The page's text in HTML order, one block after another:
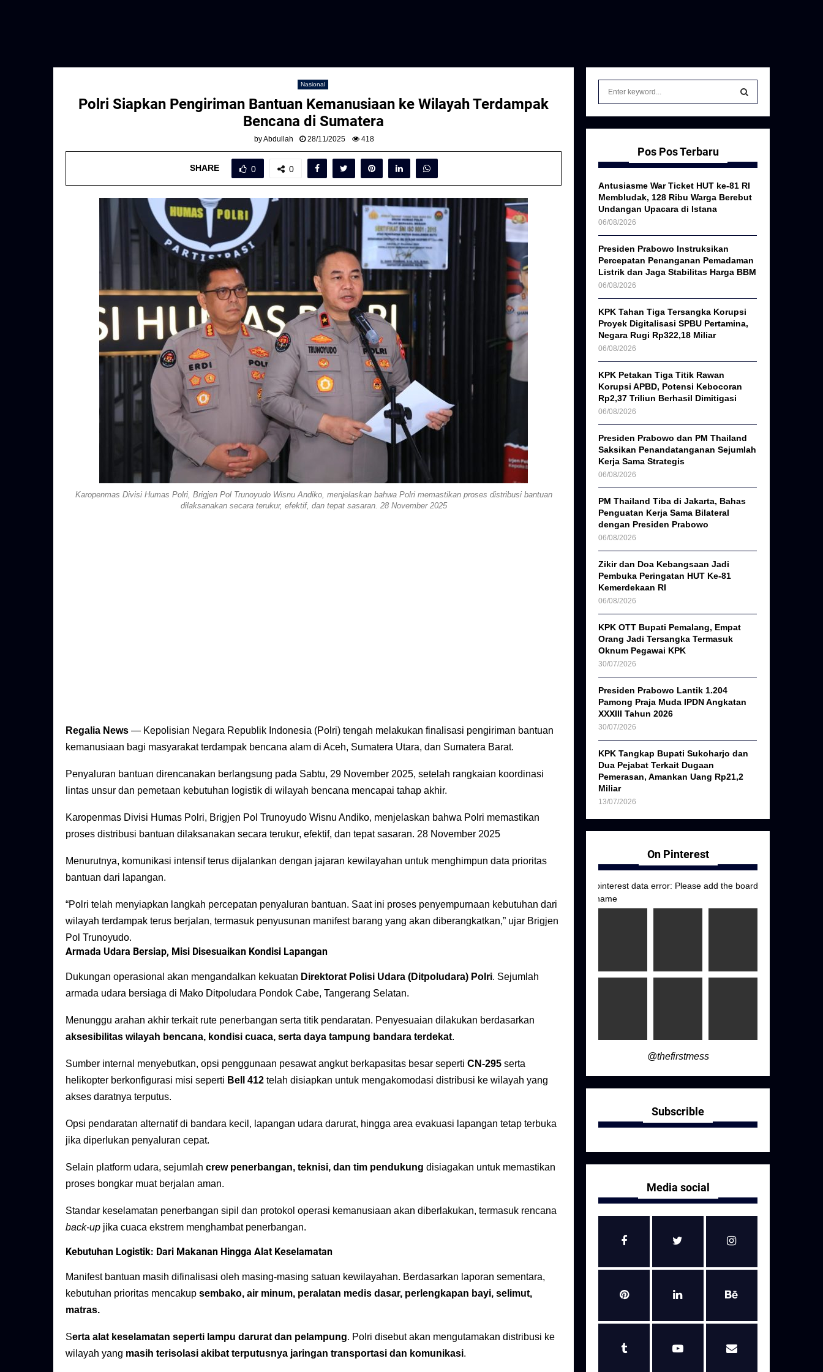
Nasional
Polri Siapkan Pengiriman Bantuan Kemanusiaan ke Wilayah Terdampak
Bencana di Sumatera
byAbdullah 28/11/2025 418
SHARE 0 0
Karopenmas Divisi Humas Polri, Brigjen Pol Trunoyudo Wisnu Andiko, menjelaskan bahwa Polri memastikan proses distribusi bantuan
dilaksanakan secara terukur, efektif, dan tepat sasaran. 28 November 2025
Regalia News — Kepolisian Negara Republik Indonesia (Polri) tengah melakukan finalisasi pengiriman bantuan
kemanusiaan bagi masyarakat terdampak bencana alam di Aceh, Sumatera Utara, dan Sumatera Barat.
Penyaluran bantuan direncanakan berlangsung pada Sabtu, 29 November 2025, setelah rangkaian koordinasi
lintas unsur dan pemetaan kebutuhan logistik di wilayah bencana mencapai tahap akhir.
Karopenmas Divisi Humas Polri, Brigjen Pol Trunoyudo Wisnu Andiko, menjelaskan bahwa Polri memastikan
proses distribusi bantuan dilaksanakan secara terukur, efektif, dan tepat sasaran. 28 November 2025
Menurutnya, komunikasi intensif terus dijalankan dengan jajaran kewilayahan untuk menghimpun data prioritas
bantuan dari lapangan.
“Polri telah menyiapkan langkah percepatan penyaluran bantuan. Saat ini proses penyempurnaan kebutuhan dari
wilayah terdampak terus berjalan, termasuk penyusunan manifest barang yang akan diberangkatkan,” ujar Brigjen
Pol Trunoyudo.
Armada Udara Bersiap, Misi Disesuaikan Kondisi Lapangan
Dukungan operasional akan mengandalkan kekuatan Direktorat Polisi Udara (Ditpoludara) Polri. Sejumlah
armada udara bersiaga di Mako Ditpoludara Pondok Cabe, Tangerang Selatan.
Menunggu arahan akhir terkait rute penerbangan serta titik pendaratan. Penyesuaian dilakukan berdasarkan
aksesibilitas wilayah bencana, kondisi cuaca, serta daya tampung bandara terdekat.
Sumber internal menyebutkan, opsi penggunaan pesawat angkut berkapasitas besar seperti CN-295 serta
helikopter berkonfigurasi misi seperti Bell 412 telah disiapkan untuk mengakomodasi distribusi ke wilayah yang
akses daratnya terputus.
Opsi pendaratan alternatif di bandara kecil, lapangan udara darurat, hingga area evakuasi lapangan tetap terbuka
jika diperlukan penyaluran cepat.
Selain platform udara, sejumlah crew penerbangan, teknisi, dan tim pendukung disiagakan untuk memastikan
proses bongkar muat berjalan aman.
Standar keselamatan penerbangan sipil dan protokol operasi kemanusiaan akan diberlakukan, termasuk rencana
back-up jika cuaca ekstrem menghambat penerbangan.
Kebutuhan Logistik: Dari Makanan Hingga Alat Keselamatan
Manifest bantuan masih difinalisasi oleh masing-masing satuan kewilayahan. Berdasarkan laporan sementara,
kebutuhan prioritas mencakup sembako, air minum, peralatan medis dasar, perlengkapan bayi, selimut,
matras.
Serta alat keselamatan seperti lampu darurat dan pelampung. Polri disebut akan mengutamakan distribusi ke
wilayah yang masih terisolasi akibat terputusnya jaringan transportasi dan komunikasi.
f
r
:
S
A
R
H
Pos Pos Terbaru
Antusiasme War Ticket HUT ke-81 RI
Membludak, 128 Ribu Warga Berebut
Undangan Upacara di Istana
06/08/2026
Presiden Prabowo Instruksikan
Percepatan Penanganan Pemadaman
Listrik dan Jaga Stabilitas Harga BBM
06/08/2026
KPK Tahan Tiga Tersangka Korupsi
Proyek Digitalisasi SPBU Pertamina,
Negara Rugi Rp322,18 Miliar
06/08/2026
KPK Petakan Tiga Titik Rawan
Korupsi APBD, Potensi Kebocoran
Rp2,37 Triliun Berhasil Dimitigasi
06/08/2026
Presiden Prabowo dan PM Thailand
Saksikan Penandatanganan Sejumlah
Kerja Sama Strategis
06/08/2026
PM Thailand Tiba di Jakarta, Bahas
Penguatan Kerja Sama Bilateral
dengan Presiden Prabowo
06/08/2026
Zikir dan Doa Kebangsaan Jadi
Pembuka Peringatan HUT Ke-81
Kemerdekaan RI
06/08/2026
KPK OTT Bupati Pemalang, Empat
Orang Jadi Tersangka Termasuk
Oknum Pegawai KPK
30/07/2026
Presiden Prabowo Lantik 1.204
Pamong Praja Muda IPDN Angkatan
XXXIII Tahun 2026
30/07/2026
KPK Tangkap Bupati Sukoharjo dan
Dua Pejabat Terkait Dugaan
Pemerasan, Amankan Uang Rp21,2
Miliar
13/07/2026
On Pinterest
pinterest data error: Please add the board
name
@thefirstmess
Subscrible
Media social